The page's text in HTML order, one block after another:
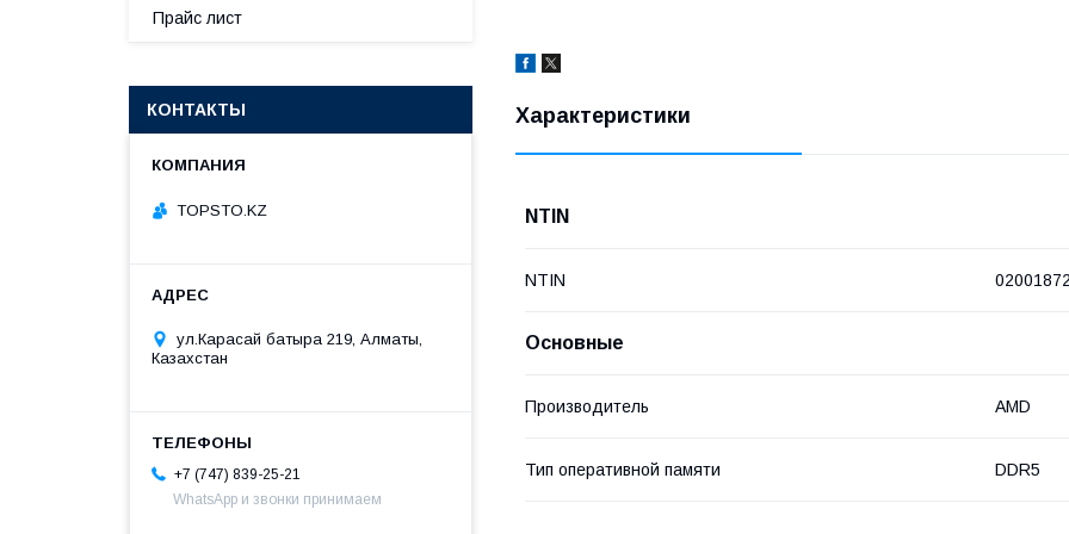
Характеристики
NTIN
NTIN
Основные
Производитель AMD
Тип оперативной памяти DDR5
Прайс лист
КОНТАКТЫ
TOPSTO.KZ
ул.Карасай батыра 219, Алматы,
Казахстан
+7 (747) 839-25-21
WhatsApp и звонки принимаем